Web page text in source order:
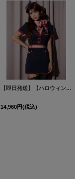
[HW-229-YN-dzk-SV-
[HW-243-【即日発送】【ハロウィン】CAタイトミニセットアップ【コスプレ６点セット】【XS-Mサイズ/1カラー】[HC03]
14,960円(税込)